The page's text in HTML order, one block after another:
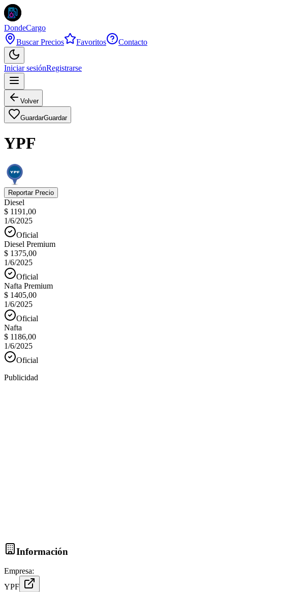
DondeCargo
Buscar Precios
Favoritos Contacto
Iniciar sesiónRegistrarse
Volver
GuardarGuardar
YPF
Reportar Precio
Diesel
$ 1191,00
1/6/2025
Oficial
Diesel Premium
$ 1375,00
1/6/2025
Oficial
Nafta Premium
$ 1405,00
1/6/2025
Oficial
Nafta
$ 1186,00
1/6/2025
Oficial
Publicidad
Información
Empresa:
YPF